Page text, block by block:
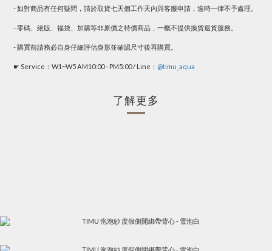
- 如對商品有任何疑問，請於取貨七天個工作天內與客服申請，逾時一律不予處理。
- 零碼、絕版、福袋、加購等非原價之特價商品，一概不提供換貨退貨服務。
- 購買前請務必自身仔細評估身形並確認尺寸後再購買。
☛ Service：W1~W5 AM10:00 - PM5:00 / Line： @timu_aqua
了解更多